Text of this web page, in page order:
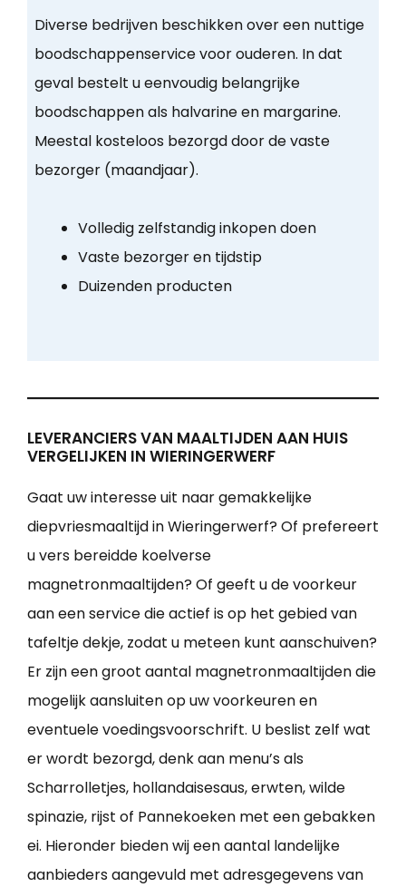
Diverse bedrijven beschikken over een nuttige
boodschappenservice voor ouderen. In dat
geval bestelt u eenvoudig belangrijke
boodschappen als halvarine en margarine.
Meestal kosteloos bezorgd door de vaste
bezorger (maandjaar).
Volledig zelfstandig inkopen doen
Vaste bezorger en tijdstip
Duizenden producten
LEVERANCIERS VAN MAALTIJDEN AAN HUIS
VERGELIJKEN IN WIERINGERWERF
Gaat uw interesse uit naar gemakkelijke
diepvriesmaaltijd in Wieringerwerf? Of prefereert
u vers bereidde koelverse
magnetronmaaltijden? Of geeft u de voorkeur
aan een service die actief is op het gebied van
tafeltje dekje, zodat u meteen kunt aanschuiven?
Er zijn een groot aantal magnetronmaaltijden die
mogelijk aansluiten op uw voorkeuren en
eventuele voedingsvoorschrift. U beslist zelf wat
er wordt bezorgd, denk aan menu’s als
Scharrolletjes, hollandaisesaus, erwten, wilde
spinazie, rijst of Pannekoeken met een gebakken
ei. Hieronder bieden wij een aantal landelijke
aanbieders aangevuld met adresgegevens van